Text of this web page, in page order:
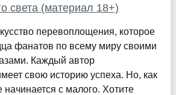
света (материал 18+)
перевоплощения, которое
фанатов по всему миру своими
Каждый автор
свою историю успеха. Но, как
начинается с малого. Хотите